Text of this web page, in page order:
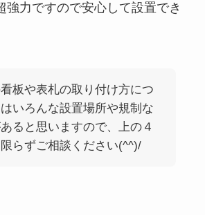
強力ですので安心して設置でき
板や表札の取り付け方につ
いろんな設置場所や規制な
ると思いますので、上の４
らずご相談ください(^^)/